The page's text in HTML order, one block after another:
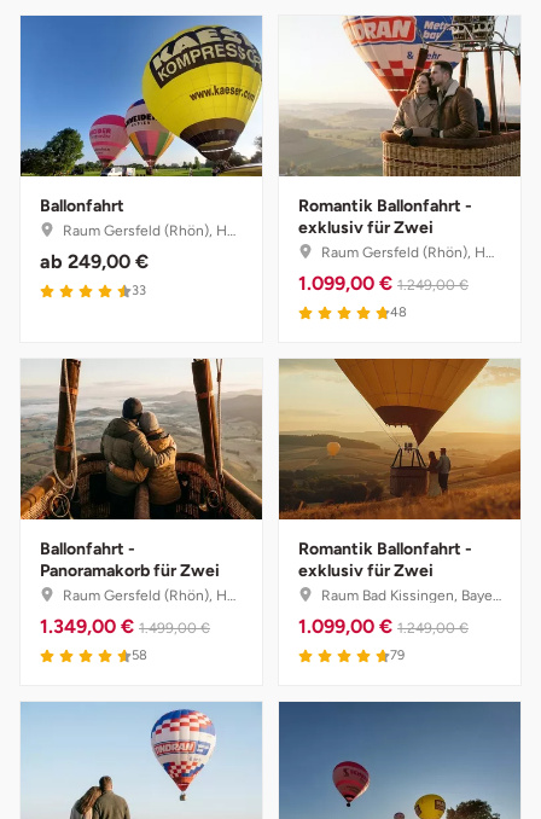
Ballonfahrt
Raum Gersfeld (Rhön), Hessen
ab 249,00 €
33
Romantik Ballonfahrt -
exklusiv für Zwei
Raum Gersfeld (Rhön), Hessen
1.099,00 € 1.249,00 €
48
Ballonfahrt -
Panoramakorb für Zwei
Raum Gersfeld (Rhön), Hessen
1.349,00 € 1.499,00 €
58
Romantik Ballonfahrt -
exklusiv für Zwei
Raum Bad Kissingen, Bayern
1.099,00 € 1.249,00 €
79